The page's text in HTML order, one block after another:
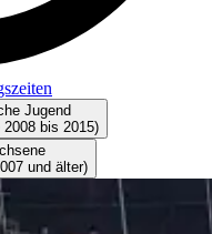
Jugend
2008 bis 2015)
und älter)